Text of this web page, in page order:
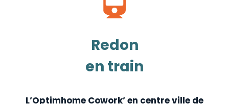
Redon
en train
L’Optimhome Cowork’ en centre ville de